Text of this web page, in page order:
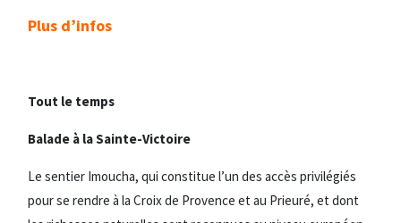
Plus d’infos
Tout le temps
Balade à la Sainte-Victoire
Le sentier Imoucha, qui constitue l’un des accès privilégiés
pour se rendre à la Croix de Provence et au Prieuré, et dont